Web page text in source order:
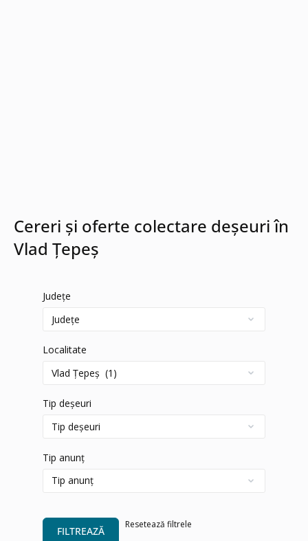
Cereri și oferte colectare deșeuri în
Vlad Ţepeş
Județe
Localitate
Tip deșeuri
Tip anunț
FILTREAZĂ
Resetează filtrele